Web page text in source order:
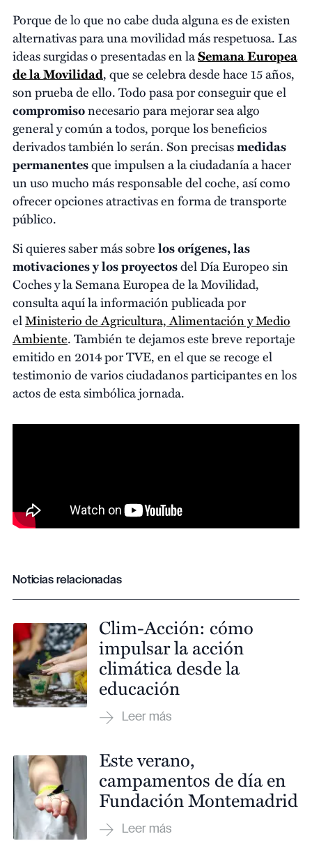
Porque de lo que no cabe duda alguna es de existen
alternativas para una movilidad más respetuosa. Las
ideas surgidas o presentadas en laSemana Europea
de la Movilidad, que se celebra desde hace 15 años,
son prueba de ello. Todo pasa por conseguir que el
compromisonecesario para mejorar sea algo
general y común a todos, porque los beneficios
derivados también lo serán. Son precisasmedidas
permanentesque impulsen a la ciudadanía a hacer
un uso mucho más responsable del coche, así como
ofrecer opciones atractivas en forma de transporte
público.
Si quieres saber más sobrelos orígenes, las
motivaciones y los proyectosdel Día Europeo sin
Coches y la Semana Europea de la Movilidad,
consulta aquí la información publicada por
elMinisterio de Agricultura, Alimentación y Medio
Ambiente. También te dejamos este breve reportaje
emitido en 2014 por TVE, en el que se recoge el
testimonio de varios ciudadanos participantes en los
actos de esta simbólica jornada.
Noticias relacionadas
Clim-Acción: cómo
impulsar la acción
climática desde la
educación
Este verano,
campamentos de día en
Fundación Montemadrid